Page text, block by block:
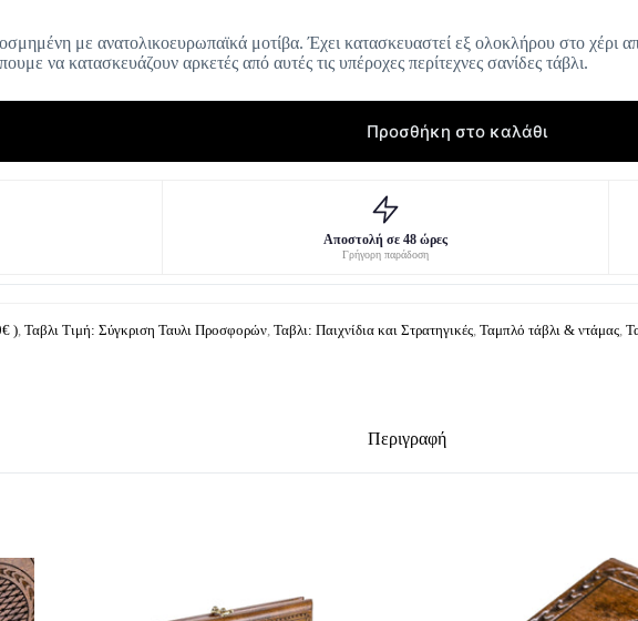
με ανατολικοευρωπαϊκά μοτίβα. Έχει κατασκευαστεί εξ ολοκλήρου στο χέρι
να κατασκευάζουν αρκετές από αυτές τις υπέροχες περίτεχνες σανίδες τάβλι.
Προσθήκη στο καλάθι
Αποστολή σε 48 ώρες
Γρήγορη παράδοση
) Ταβλι Τιμή: Σύγκριση Ταυλι Προσφορών Ταβλι: Παιχνίδια και Στρατηγικές Ταμπλό τάβλι & ντάμας
Περιγραφή